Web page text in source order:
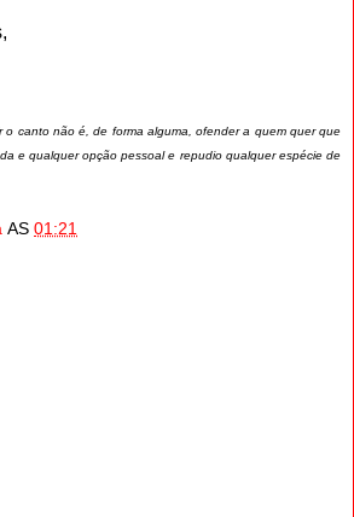
o canto não é, de forma alguma, ofender a quem quer que
e qualquer opção pessoal e repudio qualquer espécie de
AS 01:21